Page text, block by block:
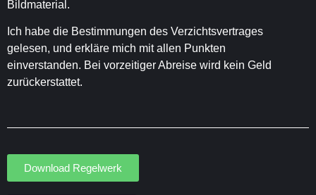
Bildmaterial.
Ich habe die Bestimmungen des Verzichtsvertrages
gelesen, und erkläre mich mit allen Punkten
einverstanden. Bei vorzeitiger Abreise wird kein Geld
zurückerstattet.
Download Regelwerk